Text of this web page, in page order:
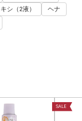
シ（2液）
ヘナ
SALE